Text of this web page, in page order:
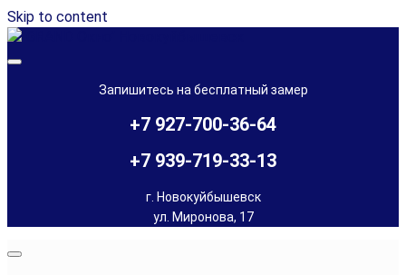
Skip to content
Остекление балконов и лоджий, установка окон в
Запишитесь на бесплатный замер
+7 927-700-36-64
+7 939-719-33-13
г. Новокуйбышевск
ул. Миронова, 17